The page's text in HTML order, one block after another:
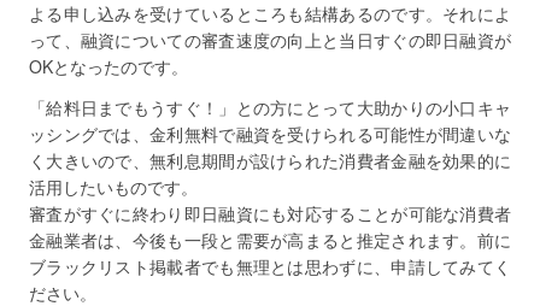
よる申し込みを受けているところも結構あるのです。それによ
って、融資についての審査速度の向上と当日すぐの即日融資が
OKとなったのです。
「給料日までもうすぐ！」との方にとって大助かりの小口キャ
ッシングでは、金利無料で融資を受けられる可能性が間違いな
く大きいので、無利息期間が設けられた消費者金融を効果的に
活用したいものです。
審査がすぐに終わり即日融資にも対応することが可能な消費者
金融業者は、今後も一段と需要が高まると推定されます。前に
ブラックリスト掲載者でも無理とは思わずに、申請してみてく
ださい。